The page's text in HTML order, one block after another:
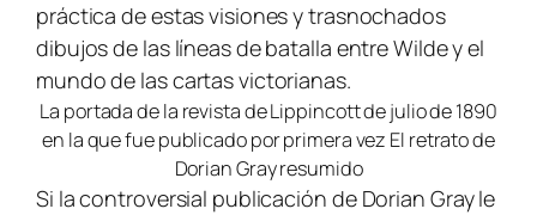
práctica de estas visiones y trasnochados
dibujos de las líneas de batalla entre Wilde y el
mundo de las cartas victorianas.
La portada de la revista de Lippincott de julio de 1890
en la que fue publicado por primera vez El retrato de
Dorian Gray resumido
Si la controversial publicación de Dorian Grayle